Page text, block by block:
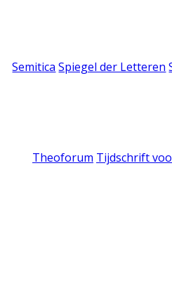
Semitica Spiegel der Letteren
Theoforum Tijdschrift